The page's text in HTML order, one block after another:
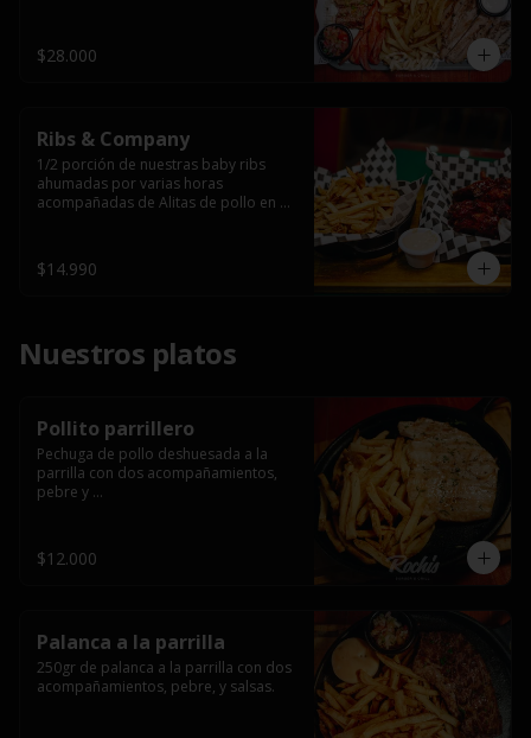
$28.000
Ribs & Company
1/2 porción de nuestras baby ribs
ahumadas por varias horas
acompañadas de Alitas de pollo en
$14.990
Nuestros platos
Pollito parrillero
Pechuga de pollo deshuesada a la
parrilla con dos acompañamientos,
pebre y
$12.000
Palanca a la parrilla
250gr de palanca a la parrilla con dos
acompañamientos, pebre, y salsas.